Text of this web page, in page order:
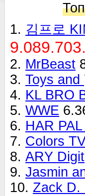
1. 김프로
2. MrBeast
3. Toys and
4. KL BRO
5. WWE
6. HAR PAL
7. Colors
8. ARY Digit
9. Jasmin
10. Zack D.